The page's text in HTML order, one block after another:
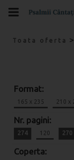
Toata oferta >
Format:
165 x 235 210 x
Nr. pagini:
274 120 270
Coperta: